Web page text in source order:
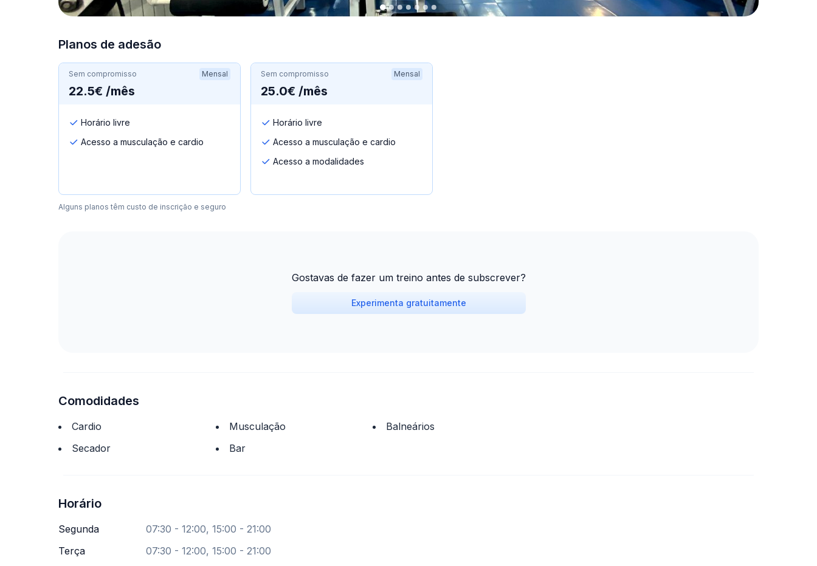
Planos de adesão
Sem compromisso Mensal
22.5€ /mês
Horário livre
Acesso a musculação e cardio
Sem compromisso Mensal
25.0€ /mês
Horário livre
Acesso a musculação e cardio
Acesso a modalidades
Alguns planos têm custo de inscrição e seguro
Gostavas de fazer um treino antes de subscrever?
Experimenta gratuitamente
Comodidades
Cardio Musculação
Balneários
Secador
Bar
Horário
Segunda
07:30 - 12:00, 15:00 - 21:00
Terça
07:30 - 12:00, 15:00 - 21:00